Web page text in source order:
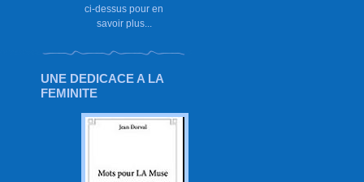
ci-dessus pour en
savoir plus...
UNE DEDICACE A LA
FEMINITE